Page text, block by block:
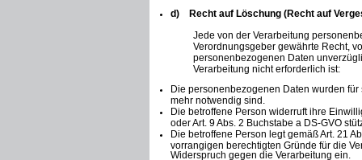
d) Recht auf Löschung (Recht auf
Jede von der Verarbeitung
Verordnungsgeber gewährte Recht,
personenbezogenen Daten
Verarbeitung nicht erforderlich ist:
Die personenbezogenen Daten wurden
mehr notwendig sind.
Die betroffene Person widerruft ihre
oder Art. 9 Abs. 2 Buchstabe a DS-GVO
Die betroffene Person legt gemäß Art. 21
vorrangigen berechtigten Gründe für die
Widerspruch gegen die Verarbeitung ein.